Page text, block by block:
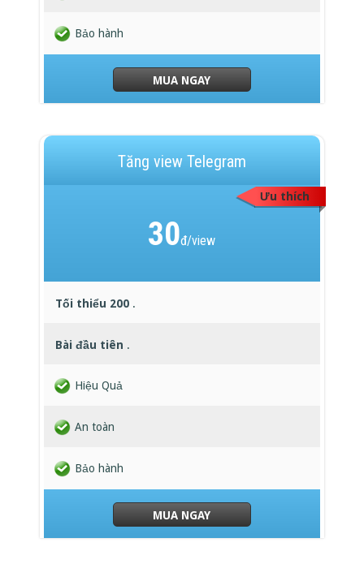
Bảo hành
MUA NGAY
Ưu thích
Tăng view Telegram
30đ/view
Tối thiểu 200 .
Bài đầu tiên .
Hiệu Quả
An toàn
Bảo hành
MUA NGAY